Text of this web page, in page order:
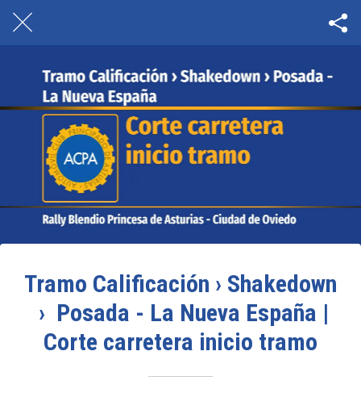
Tramo Calificación › Shakedown
› Posada - La Nueva España |
Corte carretera inicio tramo